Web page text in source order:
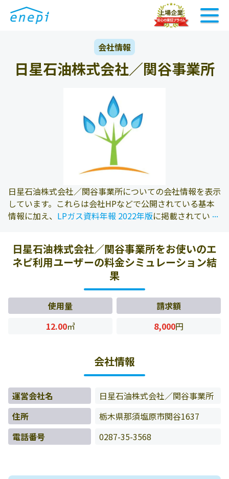
会社情報
日星石油株式会社／関谷事業所
日星石油株式会社／関谷事業所についての会社情報を表示
しています。これらは会社HPなどで公開されている基本
情報に加え、 LPガス資料年報 2022年版に掲載されている
います。
...
...
日星石油株式会社／関谷事業所をお使いのエ
ネピ利用ユーザーの料金シミュレーション結
果
使用量
請求額
12.00㎥ 8,000円
会社情報
運営会社名
日星石油株式会社／関谷事業所
住所
栃木県那須塩原市関谷1637
電話番号
0287-35-3568